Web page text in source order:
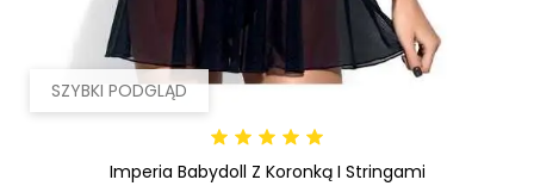
SZYBKI PODGLĄD
Imperia Babydoll Z Koronką I Stringami